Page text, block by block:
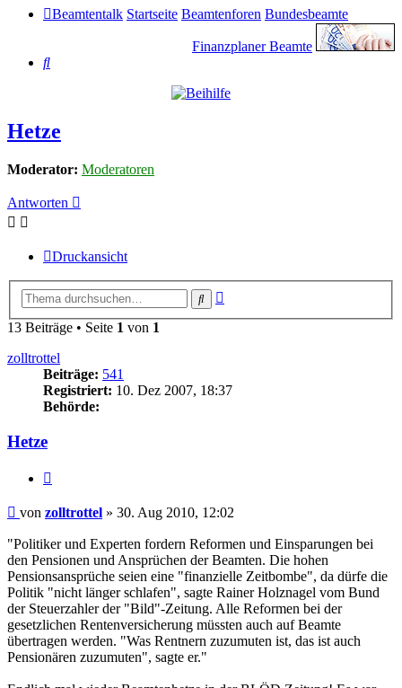
Beamtentalk Startseite Beamtenforen Bundesbeamte
Finanzplaner Beamte
Suche
Hetze
Moderator: Moderatoren
Antworten
Druckansicht
Suche
13 Beiträge • Seite 1 von 1
zolltrottel
Beiträge: 541
Registriert: 10. Dez 2007, 18:37
Behörde:
Hetze
Beitrag
von zolltrottel » 30. Aug 2010, 12:02
"Politiker und Experten fordern Reformen und Einsparungen bei
den Pensionen und Ansprüchen der Beamten. Die hohen
Pensionsansprüche seien eine "finanzielle Zeitbombe", da dürfe die
Politik "nicht länger schlafen", sagte Rainer Holznagel vom Bund
der Steuerzahler der "Bild"-Zeitung. Alle Reformen bei der
gesetzlichen Rentenversicherung müssten auch auf Beamte
übertragen werden. "Was Rentnern zuzumuten ist, das ist auch
Pensionären zuzumuten", sagte er."